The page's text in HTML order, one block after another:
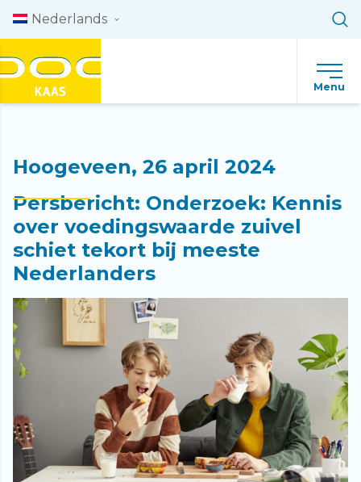
Nederlands
Menu
Hoogeveen, 26 april 2024
Persbericht: Onderzoek: Kennis
over voedingswaarde zuivel
schiet tekort bij meeste
Nederlanders